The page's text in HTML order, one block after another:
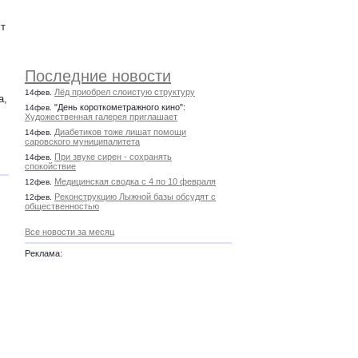
Последние новости
14фев. Лёд приобрел слоистую структуру
14фев. "День короткометражного кино":
Художественная галерея приглашает
14фев.
Диабетиков тоже лишат помощи
саровского муниципалитета
14фев.
При звуке сирен - сохранять
спокойствие
12фев. Медицинская сводка с 4 по 10 февраля
12фев.
Реконструкцию Лыжной базы обсудят с
общественностью
Все новости за месяц
Реклама: